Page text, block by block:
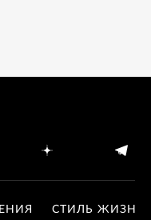
СТИЛЬ ЖИЗНИ